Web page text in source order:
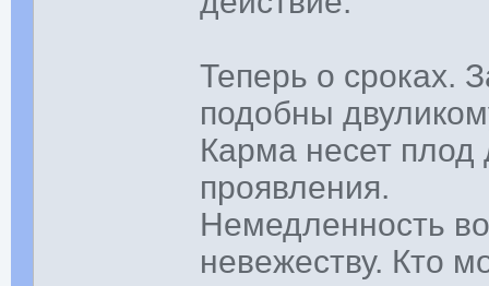
Теперь о сроках.
подобны
Карма несет плод
проявления.
Немедленность
невежеству. Кто